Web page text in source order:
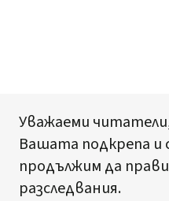
Уважаеми
Вашата подкрепа и
продължим да
разследвания.